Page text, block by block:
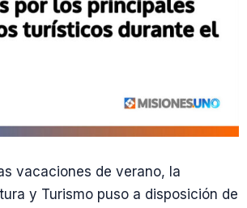
vacaciones de verano, la
y Turismo puso a disposición de